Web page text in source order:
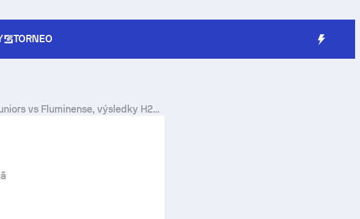
TORNEO
vs Fluminense, výsledky H2H,